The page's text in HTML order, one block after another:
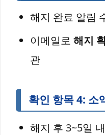
해지 완료 알림
이메일로 해지
관
확인 항목 4: 소
해지 후 3~5일 내